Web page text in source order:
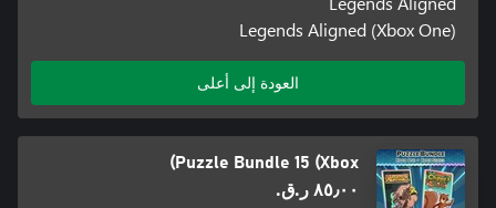
Legends Aligned (Xbox One)
العودة إلى أعلى
Puzzle Bundle 15 (Xbox)
٨٥٫٠٠ ر.ق.‏